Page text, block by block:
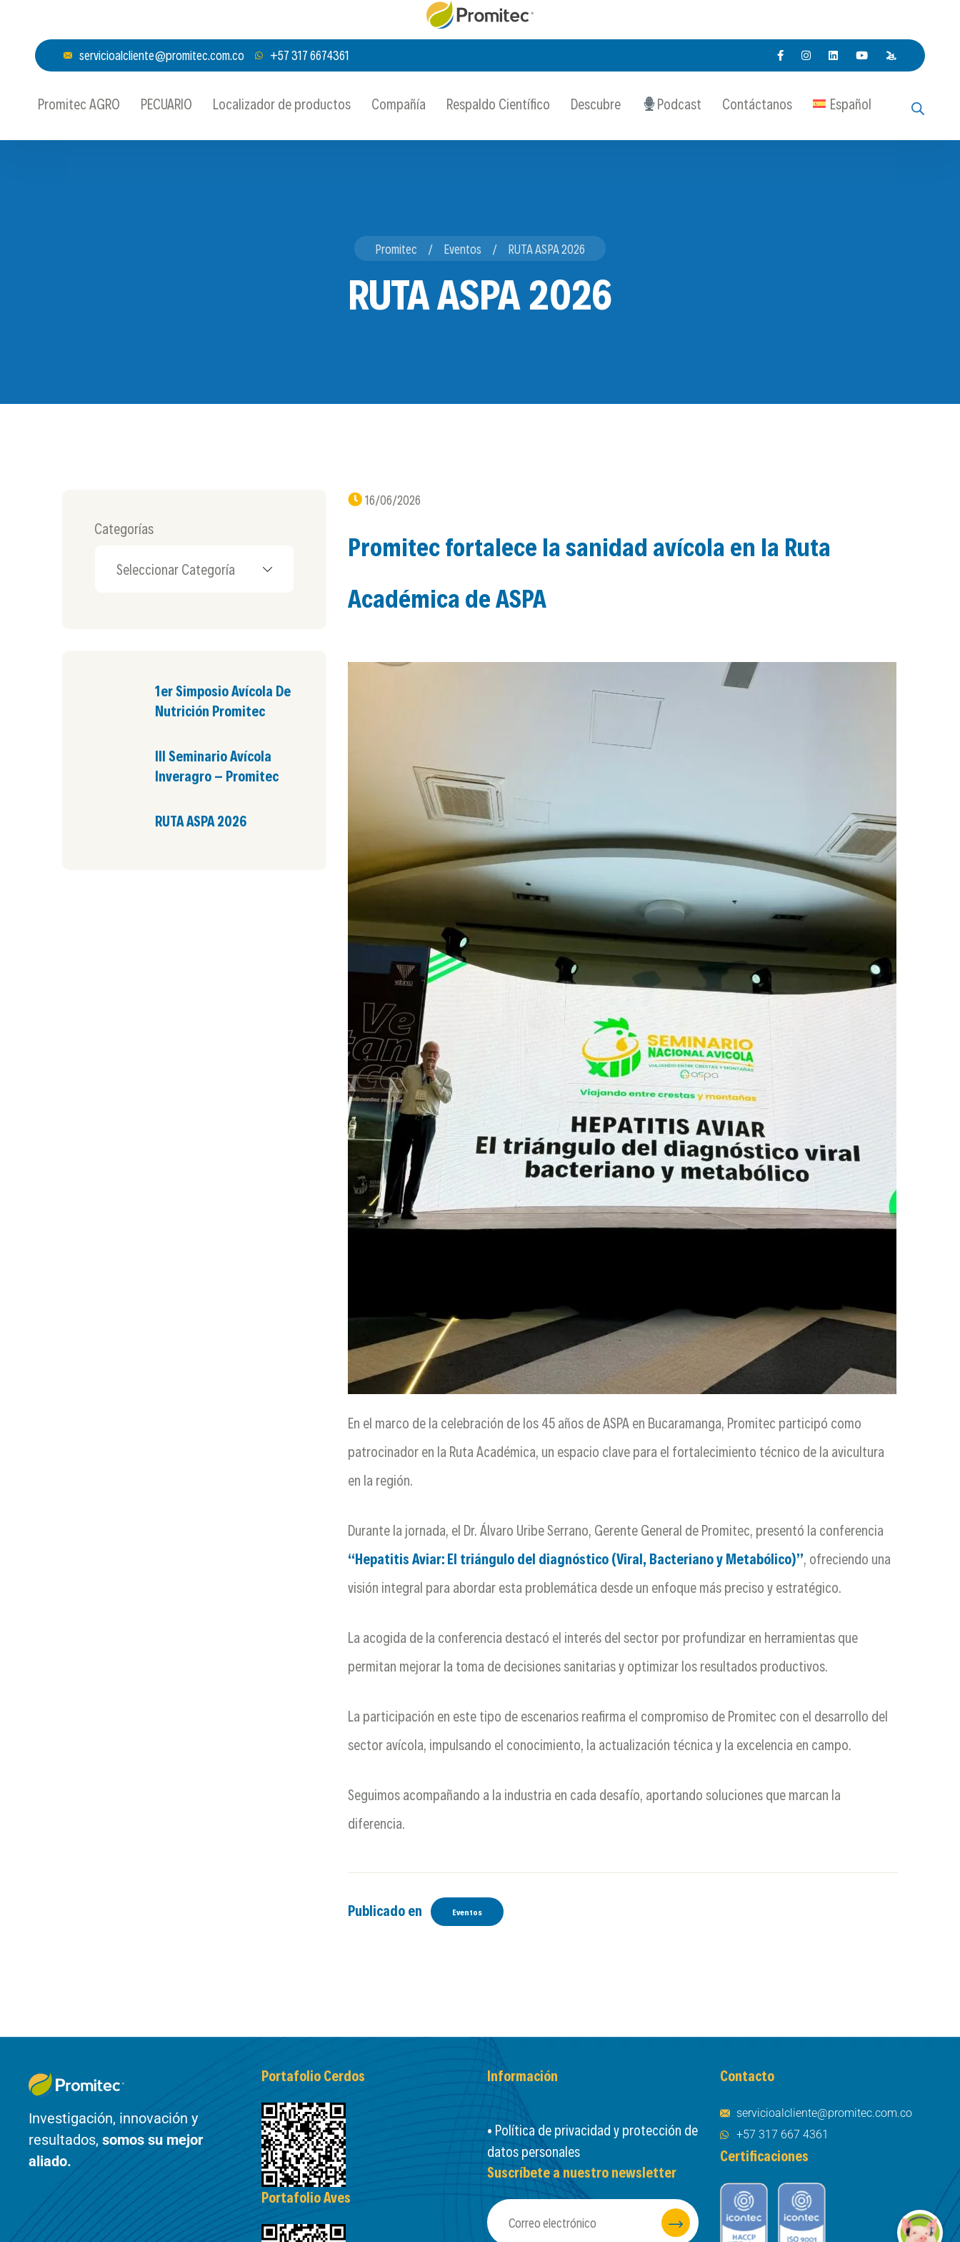
servicioalcliente@promitec.com.co +57 317 6674361
Promitec AGRO PECUARIO Localizador de productos Compañía Respaldo Científico Descubre Podcast Contáctanos Español
Promitec Eventos RUTA ASPA 2026
RUTA ASPA 2026
16/06/2026
Promitec fortalece la sanidad avícola en la Ruta
Académica de ASPA
En el marco de la celebración de los 45 años de ASPA en Bucaramanga, Promitec participó como
patrocinador en la Ruta Académica, un espacio clave para el fortalecimiento técnico de la avicultura
en la región.
Durante la jornada, el Dr. Álvaro Uribe Serrano, Gerente General de Promitec, presentó la conferencia
“Hepatitis Aviar: El triángulo del diagnóstico (Viral, Bacteriano y Metabólico)” , ofreciendo una
visión integral para abordar esta problemática desde un enfoque más preciso y estratégico.
La acogida de la conferencia destacó el interés del sector por profundizar en herramientas que
permitan mejorar la toma de decisiones sanitarias y optimizar los resultados productivos.
La participación en este tipo de escenarios reafirma el compromiso de Promitec con el desarrollo del
sector avícola, impulsando el conocimiento, la actualización técnica y la excelencia en campo.
Seguimos acompañando a la industria en cada desafío, aportando soluciones que marcan la
diferencia.
Publicado en Eventos
Categorías
1er Simposio Avícola De
Nutrición Promitec
III Seminario Avícola
Inveragro – Promitec
RUTA ASPA 2026
Investigación, innovación y
resultados, somos su mejor
aliado.
Portafolio Cerdos
Portafolio Aves
Información
• Política de privacidad y protección de
datos personales
Suscríbete a nuestro newsletter
Contacto
servicioalcliente@promitec.com.co
+57 317 667 4361
Certificaciones